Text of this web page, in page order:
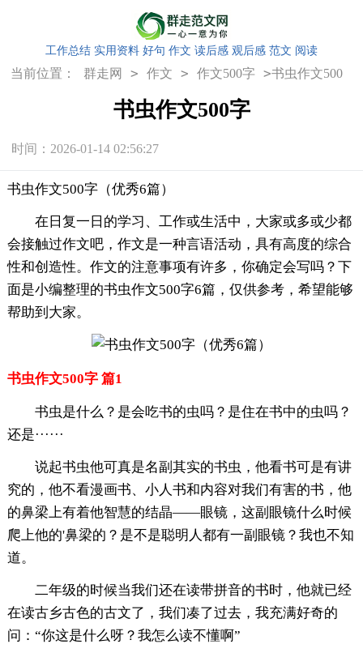
工作总结 实用资料 好句 作文 读后感 观后感 范文 阅读
当前位置： 群走网 > 作文 > 作文500字 >书虫作文500
书虫作文500字
时间：2026-01-14 02:56:27
书虫作文500字（优秀6篇）
在日复一日的学习、工作或生活中，大家或多或少都
会接触过作文吧，作文是一种言语活动，具有高度的综合
性和创造性。作文的注意事项有许多，你确定会写吗？下
面是小编整理的书虫作文500字6篇，仅供参考，希望能够
帮助到大家。
书虫作文500字 篇1
书虫是什么？是会吃书的虫吗？是住在书中的虫吗？
还是······
说起书虫他可真是名副其实的书虫，他看书可是有讲
究的，他不看漫画书、小人书和内容对我们有害的书，他
的鼻梁上有着他智慧的结晶——眼镜，这副眼镜什么时候
爬上他的'鼻梁的？是不是聪明人都有一副眼镜？我也不知
道。
二年级的时候当我们还在读带拼音的书时，他就已经
在读古乡古色的古文了，我们凑了过去，我充满好奇的
问：“你这是什么呀？我怎么读不懂啊”